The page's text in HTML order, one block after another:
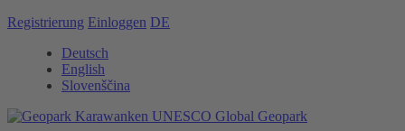
Registrierung Einloggen DE
Deutsch
English
Slovenščina